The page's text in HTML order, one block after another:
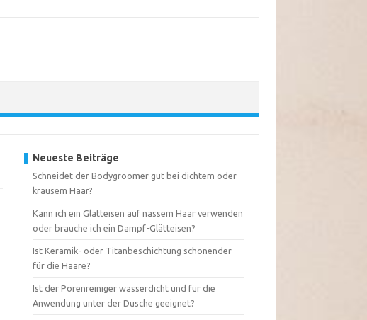
Neueste Beiträge
Schneidet der Bodygroomer gut bei dichtem oder
krausem Haar?
Kann ich ein Glätteisen auf nassem Haar verwenden
oder brauche ich ein Dampf-Glätteisen?
Ist Keramik- oder Titanbeschichtung schonender
für die Haare?
Ist der Porenreiniger wasserdicht und für die
Anwendung unter der Dusche geeignet?